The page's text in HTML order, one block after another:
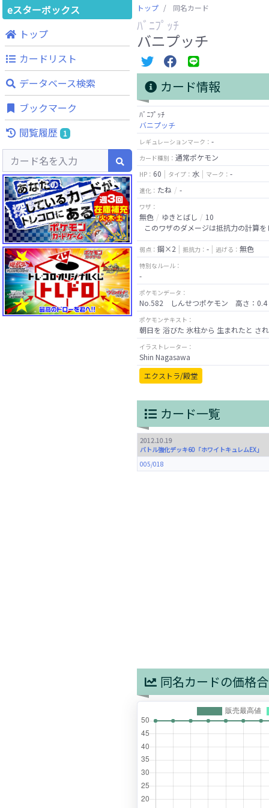
eスターボックス
トップ
カードリスト
データベース検索
ブックマーク
閲覧履歴
1
トップ 同名カード
ﾊﾞﾆﾌﾟｯﾁ
バニプッチ
カード情報
ﾊﾞﾆﾌﾟｯﾁ
バニプッチ
レギュレーションマーク： -
カード種別： 通常ポケモン
HP： 60 タイプ： 水 マーク： -
進化： たね -
ワザ：
無色 ゆきとばし
10
このワザのダメージは抵抗力の計算を
弱点： 鋼×2 抵抗力： - 逃げる： 無色
特別なルール：
-
ポケモンデータ：
No.582 しんせつポケモン 高さ：
ポケモンテキスト：
朝日を 浴びた 氷柱から 生まれたと さ
イラストレーター：
Shin Nagasawa
エクストラ/殿堂
カード一覧
2012.10.19
バトル強化デッキ60「ホワイトキュレムEX」
005/018
同名カードの価格